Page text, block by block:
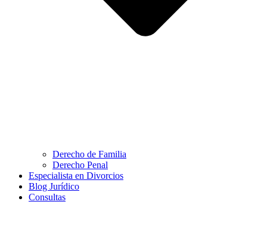
Derecho de Familia
Derecho Penal
Especialista en Divorcios
Blog Jurídico
Consultas